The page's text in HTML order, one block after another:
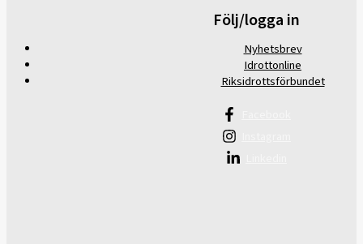
Följ/logga in
Nyhetsbrev
Idrottonline
Riksidrottsförbundet